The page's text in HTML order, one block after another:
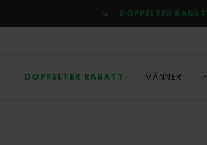
DOPPELTER
DOPPELTER RABATT MÄNNER